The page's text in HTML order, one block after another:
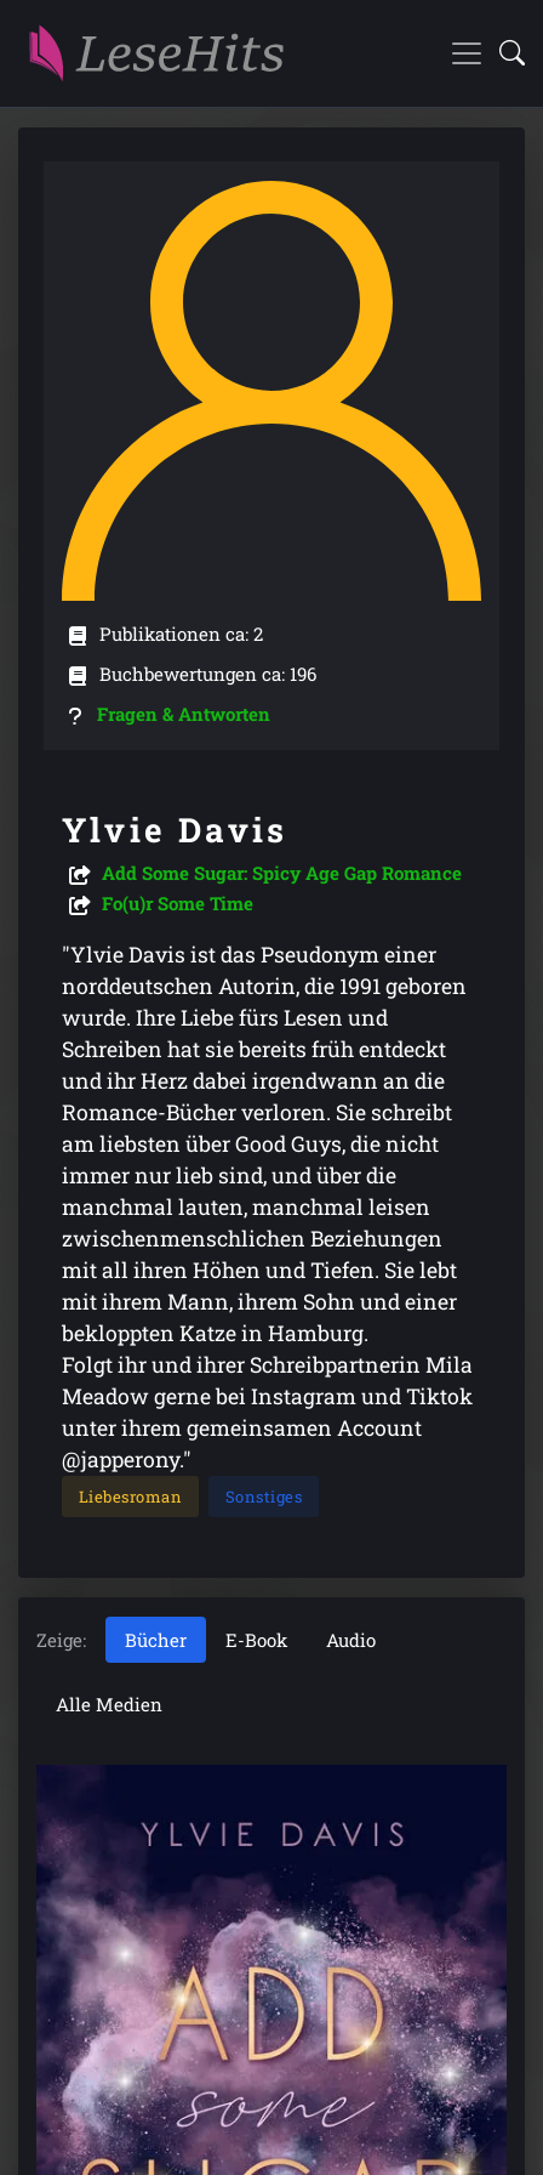
Publikationen ca: 2
Buchbewertungen ca: 196
Fragen & Antworten
Ylvie Davis
Add Some Sugar: Spicy Age Gap Romance
Fo(u)r Some Time
"Ylvie Davis ist das Pseudonym einer
norddeutschen Autorin, die 1991 geboren
wurde. Ihre Liebe fürs Lesen und
Schreiben hat sie bereits früh entdeckt
und ihr Herz dabei irgendwann an die
Romance-Bücher verloren. Sie schreibt
am liebsten über Good Guys, die nicht
immer nur lieb sind, und über die
manchmal lauten, manchmal leisen
zwischenmenschlichen Beziehungen
mit all ihren Höhen und Tiefen. Sie lebt
mit ihrem Mann, ihrem Sohn und einer
bekloppten Katze in Hamburg.
Folgt ihr und ihrer Schreibpartnerin Mila
Meadow gerne bei Instagram und Tiktok
unter ihrem gemeinsamen Account
@japperony."
Liebesroman Sonstiges
Zeige: Bücher E-Book Audio
Alle Medien